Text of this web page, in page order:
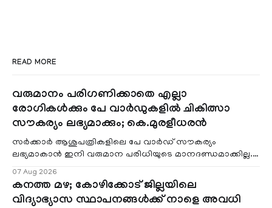
READ MORE
വരുമാനം പരിഗണിക്കാതെ എല്ലാ
രോഗികൾക്കും പേ വാർഡുകളിൽ ചികിത്സാ
സൗകര്യം ലഭ്യമാക്കും; കെ.മുരളീധരൻ
സർക്കാർ ആശുപത്രികളിലെ പേ വാർഡ് സൗകര്യം
ലഭ്യമാകാൻ ഇനി വരുമാന പരിധിയുടെ മാനദണ്ഡമാക്കില്ല.
07 Aug 2026
കനത്ത മഴ; കോഴിക്കോട് ജില്ലയിലെ
വിദ്യാഭ്യാസ സ്ഥാപനങ്ങൾക്ക് നാളെ അവധി